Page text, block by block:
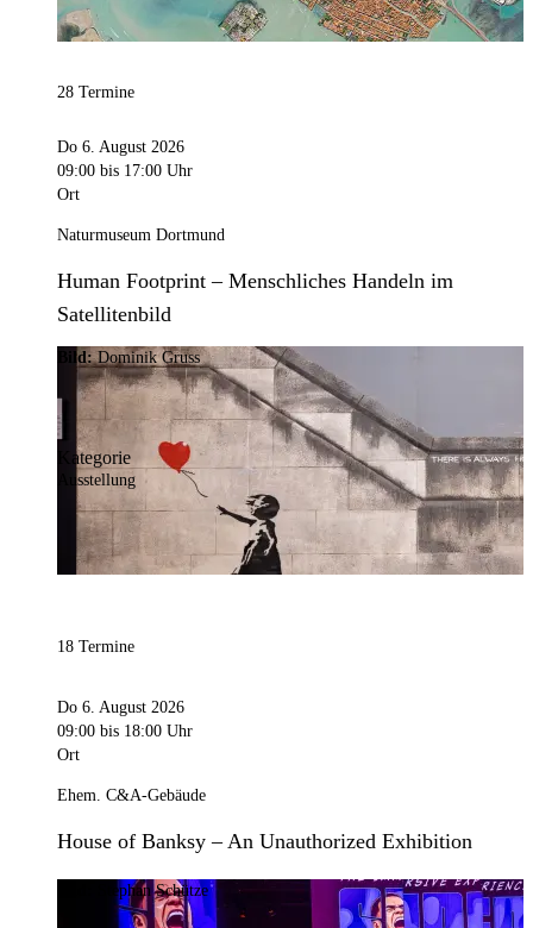
28 Termine
Do 6. August 2026
09:00 bis 17:00 Uhr
Ort
Naturmuseum Dortmund
Human Footprint – Menschliches Handeln im
Satellitenbild
Bild:Dominik Gruss
Kategorie
Ausstellung
18 Termine
Do 6. August 2026
09:00 bis 18:00 Uhr
Ort
Ehem. C&A-Gebäude
House of Banksy – An Unauthorized Exhibition
Stephan Schütze